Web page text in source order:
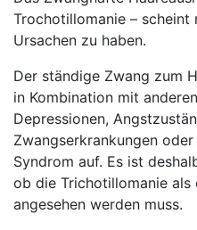
Trochotillomanie –
Ursachen zu haben.
Der ständige Zwang zum
in Kombination mit
Depressionen,
Zwangserkrankungen
Syndrom auf. Es ist
ob die Trichotillomanie als
angesehen werden muss.